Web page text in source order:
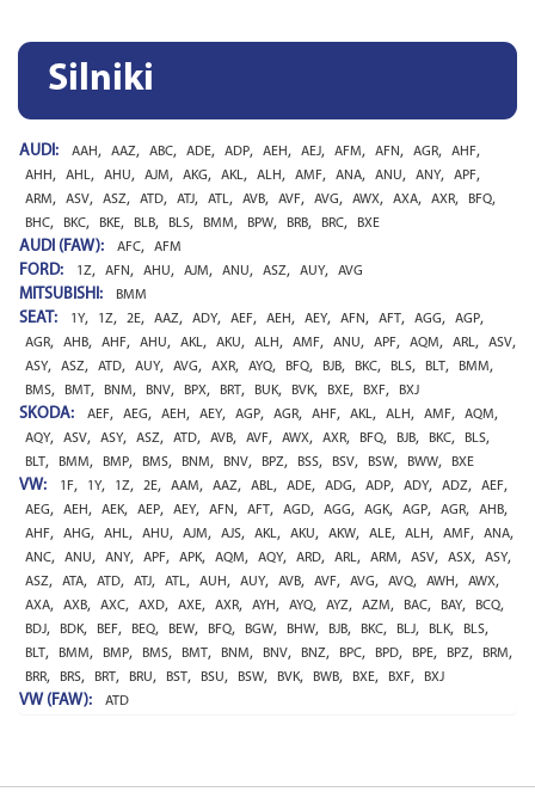
Silniki
AUDI: AAH, AAZ, ABC, ADE, ADP, AEH, AEJ, AFM, AFN, AGR, AHF,
AHH, AHL, AHU, AJM, AKG, AKL, ALH, AMF, ANA, ANU, ANY, APF,
ARM, ASV, ASZ, ATD, ATJ, ATL, AVB, AVF, AVG, AWX, AXA, AXR, BFQ,
BHC, BKC, BKE, BLB, BLS, BMM, BPW, BRB, BRC, BXE
AUDI (FAW): AFC, AFM
FORD: 1Z, AFN, AHU, AJM, ANU, ASZ, AUY, AVG
MITSUBISHI: BMM
SEAT: 1Y, 1Z, 2E, AAZ, ADY, AEF, AEH, AEY, AFN, AFT, AGG, AGP,
AGR, AHB, AHF, AHU, AKL, AKU, ALH, AMF, ANU, APF, AQM, ARL, ASV,
ASY, ASZ, ATD, AUY, AVG, AXR, AYQ, BFQ, BJB, BKC, BLS, BLT, BMM,
BMS, BMT, BNM, BNV, BPX, BRT, BUK, BVK, BXE, BXF, BXJ
SKODA: AEF, AEG, AEH, AEY, AGP, AGR, AHF, AKL, ALH, AMF, AQM,
AQY, ASV, ASY, ASZ, ATD, AVB, AVF, AWX, AXR, BFQ, BJB, BKC, BLS,
BLT, BMM, BMP, BMS, BNM, BNV, BPZ, BSS, BSV, BSW, BWW, BXE
VW: 1F, 1Y, 1Z, 2E, AAM, AAZ, ABL, ADE, ADG, ADP, ADY, ADZ, AEF,
AEG, AEH, AEK, AEP, AEY, AFN, AFT, AGD, AGG, AGK, AGP, AGR, AHB,
AHF, AHG, AHL, AHU, AJM, AJS, AKL, AKU, AKW, ALE, ALH, AMF, ANA,
ANC, ANU, ANY, APF, APK, AQM, AQY, ARD, ARL, ARM, ASV, ASX, ASY,
ASZ, ATA, ATD, ATJ, ATL, AUH, AUY, AVB, AVF, AVG, AVQ, AWH, AWX,
AXA, AXB, AXC, AXD, AXE, AXR, AYH, AYQ, AYZ, AZM, BAC, BAY, BCQ,
BDJ, BDK, BEF, BEQ, BEW, BFQ, BGW, BHW, BJB, BKC, BLJ, BLK, BLS,
BLT, BMM, BMP, BMS, BMT, BNM, BNV, BNZ, BPC, BPD, BPE, BPZ, BRM,
BRR, BRS, BRT, BRU, BST, BSU, BSW, BVK, BWB, BXE, BXF, BXJ
VW (FAW): ATD